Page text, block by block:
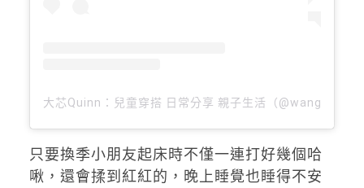
大芯Quinn：兒童穿搭 日常分享 親子生活（
只要換季小朋友起床時不僅一連打好幾個哈
啾，還會揉到紅紅的，晚上睡覺也睡得不安